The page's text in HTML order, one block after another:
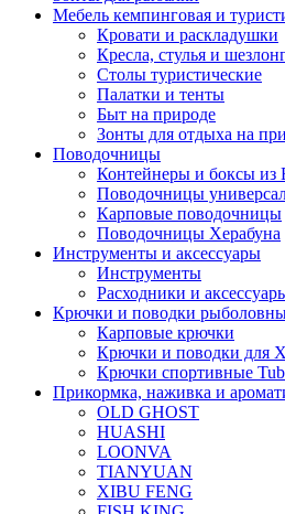
Мебель кемпинговая и
Кровати и раскладушки
Кресла, стулья и
Столы туристические
Палатки и тенты
Быт на природе
Зонты для отдыха на
Поводочницы
Контейнеры и боксы из
Поводочницы
Карповые поводочницы
Поводочницы Херабуна
Инструменты и аксессуары
Инструменты
Расходники и
Крючки и поводки
Карповые крючки
Крючки и поводки для
Крючки спортивные
Прикормка, наживка и
OLD GHOST
HUASHI
LOONVA
TIANYUAN
XIBU FENG